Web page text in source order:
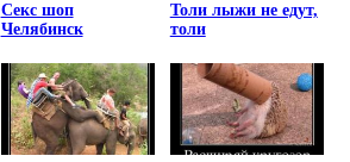
Секс шоп
Челябинск
Толи лыжи не едут,
толи